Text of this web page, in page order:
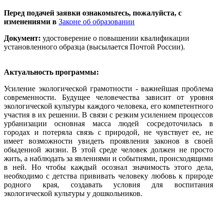
Перед подачей заявки ознакомьтесь, пожалуйста, с
изменениями в Законе об образовании
Документ: удостоверение о повышении квалификации
установленного образца (высылается Почтой России).
Актуальность программы:
Усиление экологической грамотности - важнейшая проблема
современности. Будущее человечества зависит от уровня
экологической культуры каждого человека, его компетентного
участия в их решении. В связи с резким усилением процессов
урбанизации основная масса людей сосредоточилась в
городах и потеряла связь с природой, не чувствует ее, не
имеет возможности увидеть проявления законов в своей
обыденной жизни. В этой среде человек должен не просто
жить, а наблюдать за явлениями и событиями, происходящими
в ней. Но чтобы каждый осознал значимость этого дела,
необходимо с детства прививать человеку любовь к природе
родного края, создавать условия для воспитания
экологической культуры у дошкольников.